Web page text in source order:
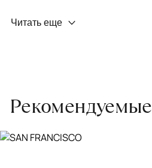
Профилактика износа
заборе ковра экспертом либо
Читать еще